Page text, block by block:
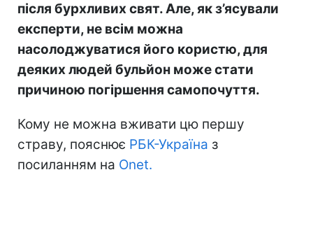
після бурхливих свят. Але, як з’ясували
експерти, не всім можна
насолоджуватися його користю, для
деяких людей бульйон може стати
причиною погіршення самопочуття.
Кому не можна вживати цю першу
страву, пояснює РБК-Україна з
посиланням на Onet.